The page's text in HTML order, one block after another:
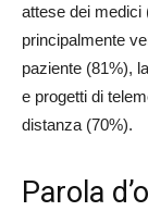
attese dei medici
principalmente
paziente (81%),
e progetti di
distanza (70%).
Parola